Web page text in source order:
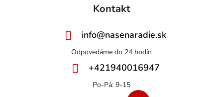
Kontakt
info@nasenaradie.sk
+421940016947